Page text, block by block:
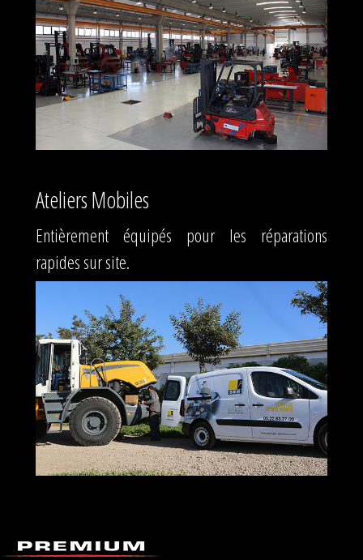
Ateliers Mobiles
Entièrement équipés pour les réparations
rapides sur site.